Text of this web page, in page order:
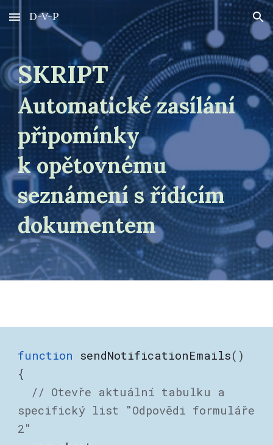
Skip to main content Skip to navigation
D-V-P
SKRIPT
Automatické zasílání
připomínky
k opětovnému
seznámení s řídícím
dokumentem
function sendNotificationEmails()
{
// Otevře aktuální tabulku a
specifický list "Odpovědi formuláře
2"